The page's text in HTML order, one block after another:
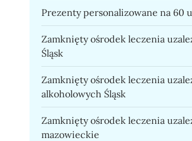
Prezenty personalizowane na 60
Zamknięty ośrodek leczenia
Śląsk
Zamknięty ośrodek leczenia
alkoholowych Śląsk
Zamknięty ośrodek leczenia
mazowieckie